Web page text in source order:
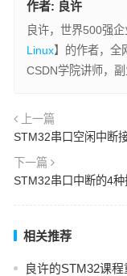
作者: 良许
良许，世界500强
Linux】的作者，全
CSDN学院讲师，
上一篇
STM32串口空闲中断
下一篇
STM32串口中断的4
相关推荐
良许的STM32课